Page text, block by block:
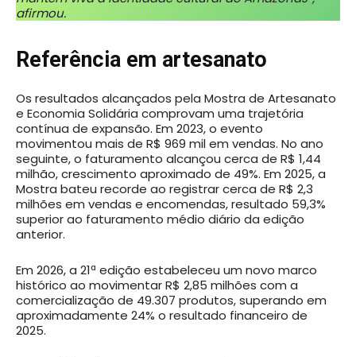
afirmou.
Referência em artesanato
Os resultados alcançados pela Mostra de Artesanato
e Economia Solidária comprovam uma trajetória
contínua de expansão. Em 2023, o evento
movimentou mais de R$ 969 mil em vendas. No ano
seguinte, o faturamento alcançou cerca de R$ 1,44
milhão, crescimento aproximado de 49%. Em 2025, a
Mostra bateu recorde ao registrar cerca de R$ 2,3
milhões em vendas e encomendas, resultado 59,3%
superior ao faturamento médio diário da edição
anterior.
Em 2026, a 21ª edição estabeleceu um novo marco
histórico ao movimentar R$ 2,85 milhões com a
comercialização de 49.307 produtos, superando em
aproximadamente 24% o resultado financeiro de
2025.